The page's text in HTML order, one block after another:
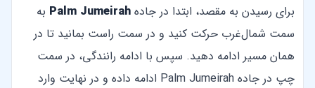
برای رسیدن به مقصد، ابتدا در جاده Palm Jumeirah به
سمت شمال‌غرب حرکت کنید و در سمت راست بمانید تا در
همان مسیر ادامه دهید. سپس با ادامه رانندگی، در سمت
چپ در جاده Palm Jumeirah ادامه داده و در نهایت وارد